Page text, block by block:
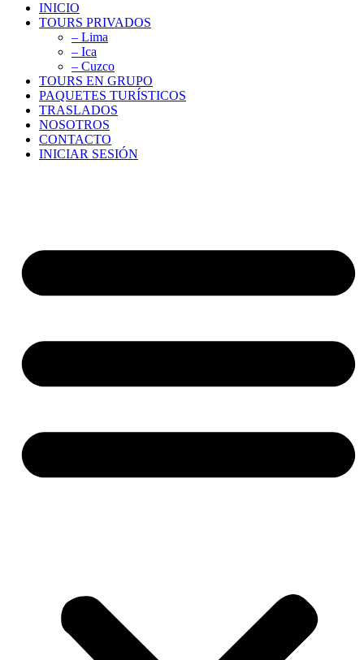
INICIO
TOURS PRIVADOS
– Lima
– Ica
– Cuzco
TOURS EN GRUPO
PAQUETES TURÍSTICOS
TRASLADOS
NOSOTROS
CONTACTO
INICIAR SESIÓN